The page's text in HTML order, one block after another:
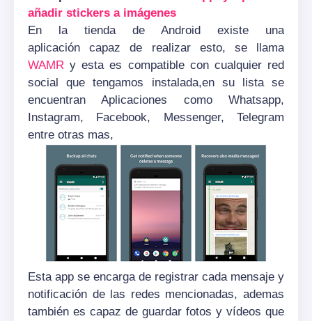
añadir stickers a imágenes
En la tienda de Android existe una
aplicación capaz de realizar esto, se llama
WAMR y esta es compatible con cualquier red
social que tengamos instalada,en su lista se
encuentran Aplicaciones como Whatsapp,
Instagram, Facebook, Messenger, Telegram
entre otras mas,
Esta app se encarga de registrar cada mensaje y
notificación de las redes mencionadas, ademas
también es capaz de guardar fotos y vídeos que